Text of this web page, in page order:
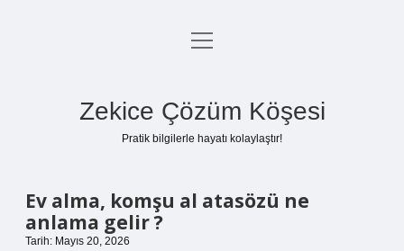
Anasayfa
Yasal Uyarı
menüyü
Zekice Çözüm Köşesi
Pratik bilgilerle hayatı kolaylaştır!
Ev alma, komşu al atasözü ne
anlama gelir ?
Tarih: Mayıs 20, 2026